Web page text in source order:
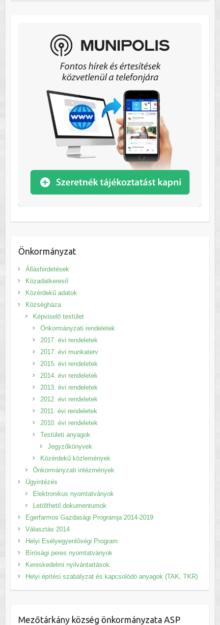
Önkormányzat
Álláshirdetések
Közadatkereső
Közérdekű adatok
Községháza
Képviselő testület
Önkormányzati rendeletek
2017. évi rendeletek
2017. évi munkaterv
2015. évi rendeletek
2014. évi rendeletek
2013. évi rendeletek
2012. évi rendeletek
2011. évi rendeletek
2010. évi rendeletek
Testületi anyagok
Jegyzőkönyvek
Közérdekű közlemények
Önkormányzati intézmények
Ügyintézés
Elektronikus nyomtatványok
Letölthető dokumentumok
Egerfarmos Gazdasági Programja 2014-2019
Választás 2014
Helyi Esélyegyenlőségi Program
Bírósági peres nyomtatványok
Kereskedelmi nyilvántartások
Helyi építési szabályzat és kapcsolódó anyagok (TAK, TKR)
Mezőtárkány község önkormányzata ASP